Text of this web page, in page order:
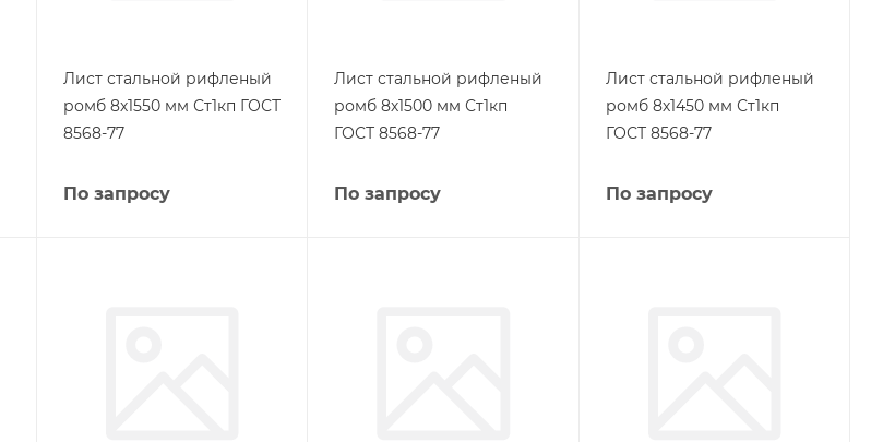
Лист стальной рифленый
ромб 8х1550 мм Ст1кп ГОСТ
8568-77
По запросу
Лист стальной рифленый
ромб 8х1500 мм Ст1кп
ГОСТ 8568-77
По запросу
Лист стальной рифленый
ромб 8х1450 мм Ст1кп
ГОСТ 8568-77
По запросу